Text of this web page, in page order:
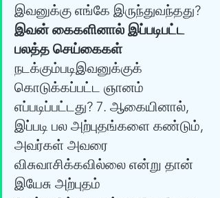
இவனுக்கு எங்கே இருந்துவந்தது?
இவன் கைகளினால் இப்படிபட்ட
பலத்த செய்கைகள்
நடக்கும்படிஇவனுக்குக்
கொடுக்கப்பட்ட ஞானம்
எப்படிப்பட்டது? 7. ஆகையினால்,
இப்படி பல அற்புதங்களை கண்டும்,
அவர்கள் அவரை
விசுவாசிக்கவில்லை என்று தான்
இயேசு அற்புதம்